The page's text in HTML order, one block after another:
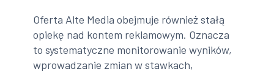
Oferta Alte Media obejmuje również stałą
opiekę nad kontem reklamowym. Oznacza
to systematyczne monitorowanie wyników,
wprowadzanie zmian w stawkach,